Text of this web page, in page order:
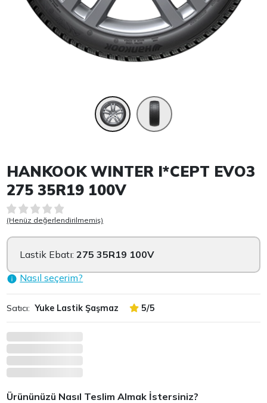
Item 1 of 2
HANKOOK WINTER I*CEPT EVO3
275 35R19 100V
(Henüz değerlendirilmemiş)
Lastik Ebatı:275 35R19 100V
Nasıl seçerim?
Satıcı: Yuke Lastik Şaşmaz 5/5
Ürününüzü Nasıl Teslim Almak İstersiniz?